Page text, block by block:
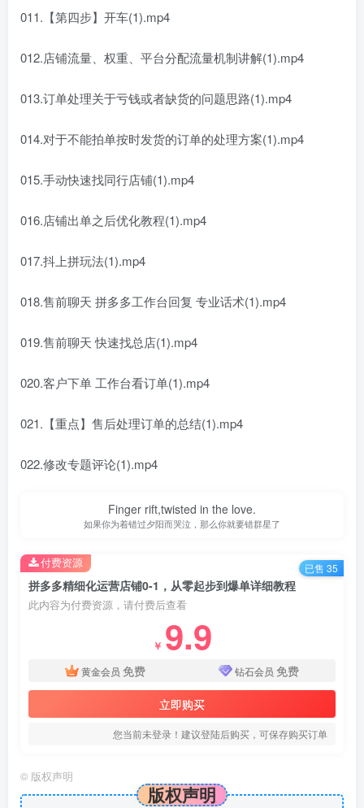
011.【第四步】开车(1).mp4
012.店铺流量、权重、平台分配流量机制讲解(1).mp4
013.订单处理关于亏钱或者缺货的问题思路(1).mp4
014.对于不能拍单按时发货的订单的处理方案(1).mp4
015.手动快速找同行店铺(1).mp4
016.店铺出单之后优化教程(1).mp4
017.抖上拼玩法(1).mp4
018.售前聊天 拼多多工作台回复 专业话术(1).mp4
019.售前聊天 快速找总店(1).mp4
020.客户下单 工作台看订单(1).mp4
021.【重点】售后处理订单的总结(1).mp4
022.修改专题评论(1).mp4
Finger rift,twisted in the love.
如果你为着错过夕阳而哭泣，那么你就要错群星了
拼多多精细化运营店铺0-1，从零起步到爆单详细教程
此内容为付费资源，请付费后查看
￥ 9.9
黄金会员 免费 钻石会员 免费
立即购买
您当前未登录！建议登陆后购买，可保存购买订单
付费资源 已售 35
© 版权声明
版权声明